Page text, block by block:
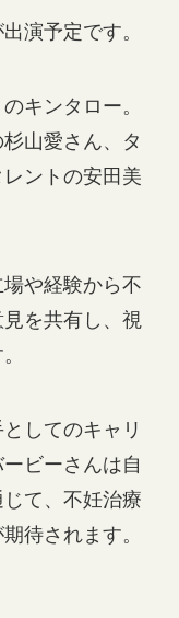
演予定です。
キンタロー。
山愛さん、タ
ントの安田美
や経験から不
を共有し、視
してのキャリ
ビーさんは自
て、不妊治療
待されます。